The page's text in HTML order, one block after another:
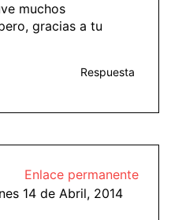
muchos
gracias a tu
Respuesta
Enlace permanente
14 de Abril, 2014